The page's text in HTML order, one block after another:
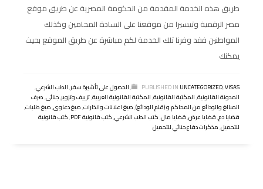
طريق هذه الخدمة المقدمة من الحكومة المصرية عن طريق موقع
مصر الرقمية وتيسيرا من موقعنا على السادة المحامين وكذلك
المواطنين فقد وفرنا تلك الخدمة لكم مباشرة عن طريق الموقع بحيث
يمكنك
PUBLISHED IN UNCATEGORIZED,VISAS
,الحصول على تأشيرة سفر,الطب الشرعي,
المدونة القانونية,المكتبة القانونية,المكتبة القانونية العربية,تزييف وتزوير,جنائى,صرف
المبالغ والودائع من المحاكم و (قلم الودائع),صيغ اعلانات وانذارات,صيغ دعاوى,صيغ طلبات,
قضايا دم,قضايا عرض,قضايا مال,كتب الطب الشرعي,كتب قانونية PDF ,كتب قانونية
للتحميل,مذكرات دفاع جنائي للتحميل